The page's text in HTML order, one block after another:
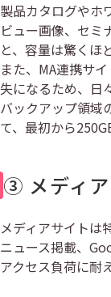
製品カタログやホ
ビュー画像、セミ
と、容量は驚くほ
また、MA連携サ
失になるため、日
バックアップ領域
て、最初から
③ メディ
メディアサイトは
ニュース掲載、
アクセス負荷に耐